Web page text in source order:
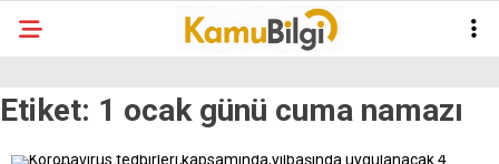
Etiket: 1 ocak günü cuma namazı